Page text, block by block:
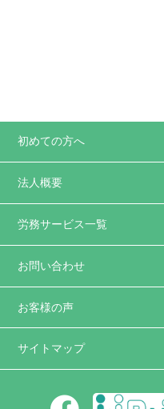
初めての方へ
法人概要
労務サービス一覧
お問い合わせ
お客様の声
サイトマップ